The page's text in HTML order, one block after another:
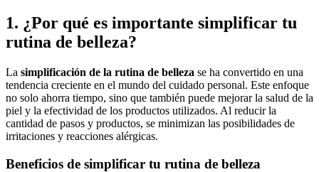
1. ¿Por qué es importante simplificar tu
rutina de belleza?
La simplificación de la rutina de belleza se ha convertido en una
tendencia creciente en el mundo del cuidado personal. Este enfoque
no solo ahorra tiempo, sino que también puede mejorar la salud de la
piel y la efectividad de los productos utilizados. Al reducir la
cantidad de pasos y productos, se minimizan las posibilidades de
irritaciones y reacciones alérgicas.
Beneficios de simplificar tu rutina de belleza